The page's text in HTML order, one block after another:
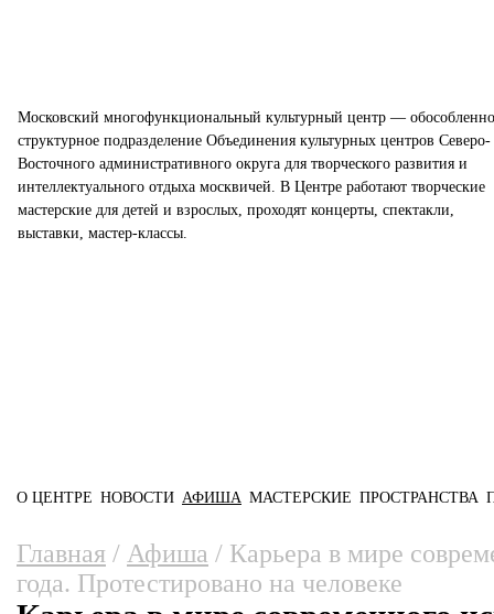
Московский многофункциональный культурный центр —
структурное подразделение Объединения культурных центров Северо-
Восточного административного округа для творческого развития и
интеллектуального отдыха москвичей. В Центре работают творческие
мастерские для детей и взрослых, проходят концерты, спектакли,
выставки, мастер-классы.
Главное меню
О ЦЕНТРЕ НОВОСТИ АФИША МАСТЕРСКИЕ ПРОСТРАНСТВА
Вы здесь
Главная / Афиша / Карьера в мире
года. Протестировано на человеке